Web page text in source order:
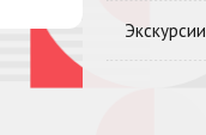
Экскурсии